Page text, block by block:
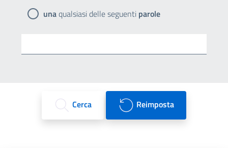
unaqualsiasi delle seguenti parole
Cerca Reimposta